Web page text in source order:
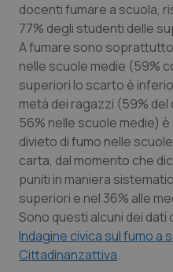
Calabria
Campania
Emilia-Romagna
Friuli Venezia Giulia
Lazio
Liguria
Asma & BPCO
Car-T
Colesterolo &
Dermatite Atopica
Diabete &
Disturbi dell’umore
docenti fumare a scuola,
77% degli studenti delle
A fumare sono
nelle scuole medie (59%
superiori lo scarto è
metà dei ragazzi (59%
56% nelle scuole medie)
divieto di fumo nelle
carta, dal momento che
puniti in maniera
superiori e nel 36% alle
Sono questi alcuni dei dati
Indagine civica sul fumo a
Cittadinanzattiva.